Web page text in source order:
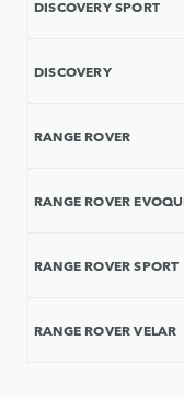
DISCOVERY SPORT
DISCOVERY
RANGE ROVER
RANGE ROVER
RANGE ROVER SPORT
RANGE ROVER VELAR